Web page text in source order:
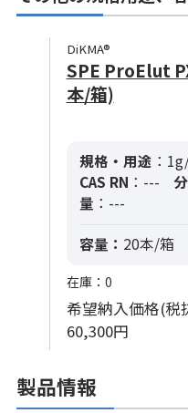
DiKMA®
SPE ProElut
本/箱)
規格・用途 ：
CAS RN ：---
量 ：---
容量： 20本/箱
在庫：0
希望納入価格(税
60,300円
製品情報